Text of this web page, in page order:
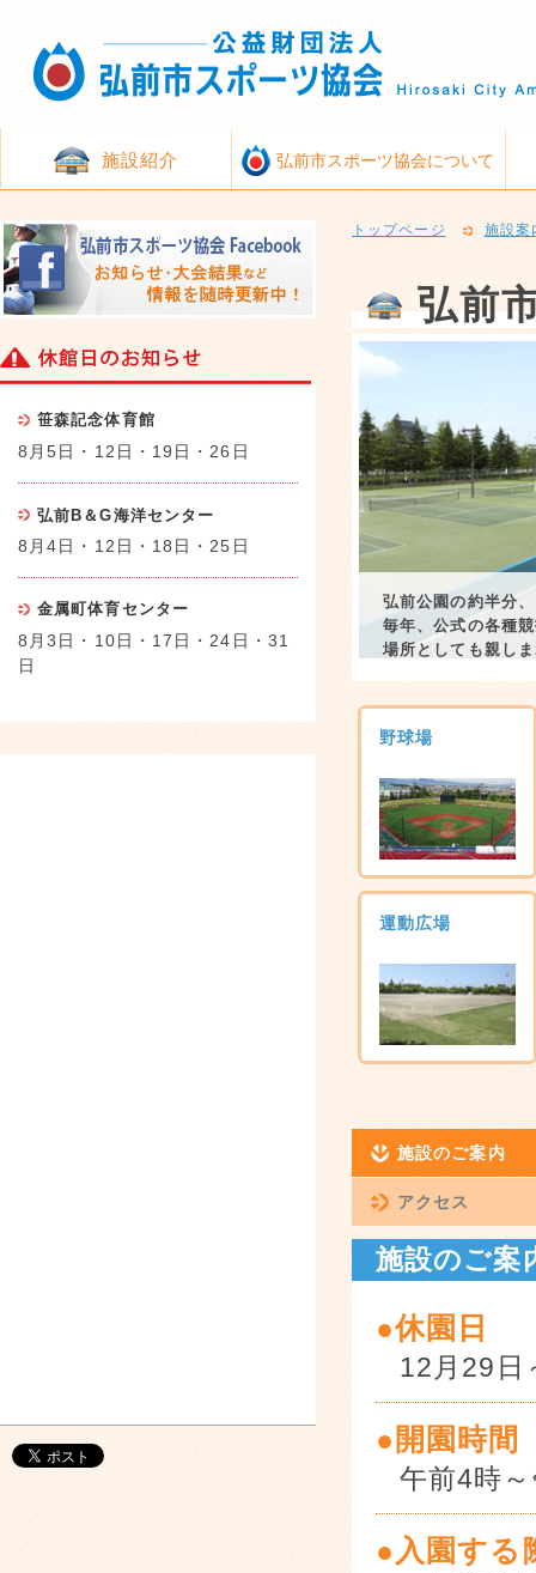
施設紹介 弘前市スポーツ協会について
トップページ 施設案
弘前
弘前公園の約半分
毎年、公式の各種
場所としても親し
野球場
運動広場
施設のご案内
アクセス
施設のご案
●休園日
12月29日
●開園時間
午前4時
●入園する
笹森記念体育館
8月5日・12日・19日・26日
弘前B＆G海洋センター
8月4日・12日・18日・25日
金属町体育センター
8月3日・10日・17日・24日・31
日